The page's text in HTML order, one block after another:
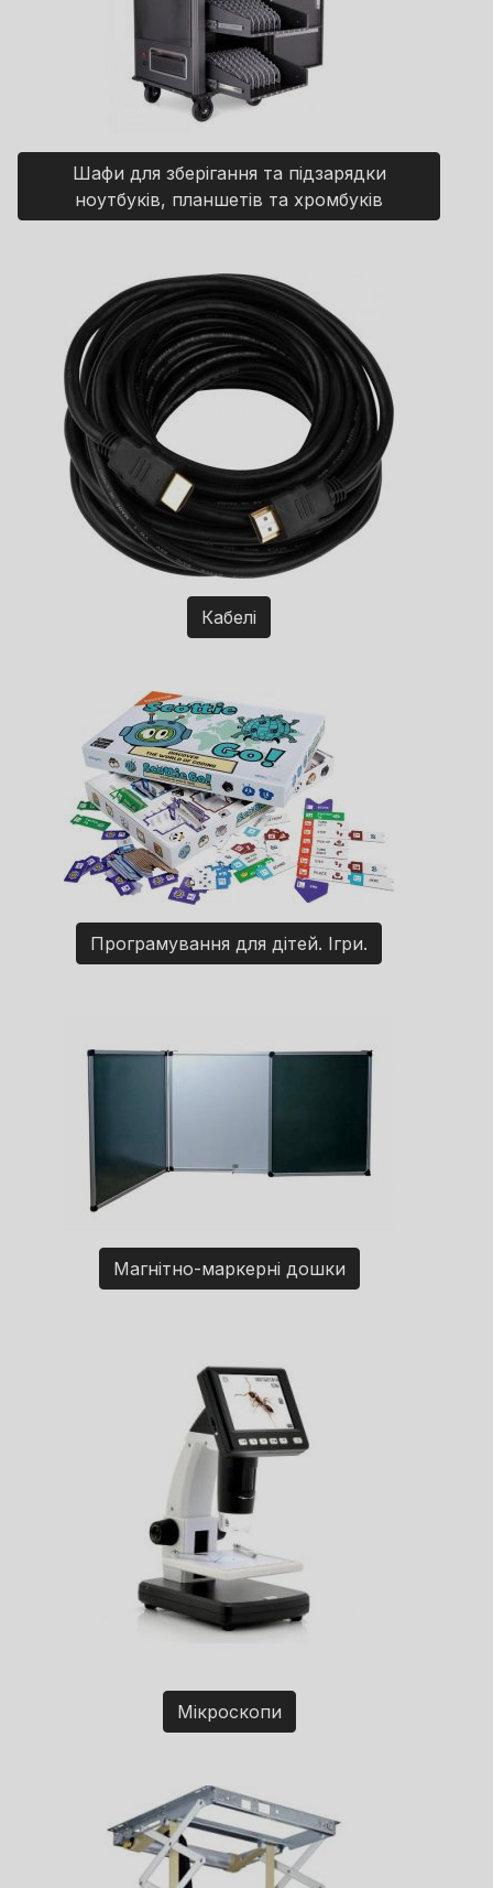
Шафи для зберігання та підзарядки
ноутбуків, планшетів та хромбуків
Кабелі
Програмування для дітей. Ігри.
Магнітно-маркерні дошки
Мікроскопи